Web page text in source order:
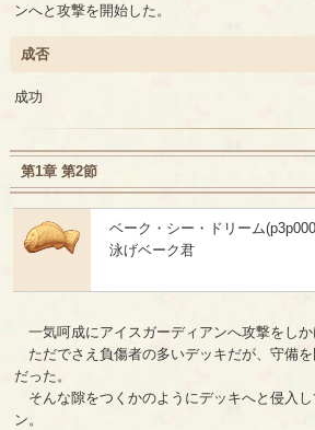
ンへと攻撃を開始した。
成否
成功
第1章 第2節
ベーク・シー・ドリーム
泳げベーク君
一気呵成にアイスガーディアンへ攻撃をしか
ただでさえ負傷者の多いデッキだが、守備を
だった。
そんな隙をつくかのようにデッキへと侵入
ン。